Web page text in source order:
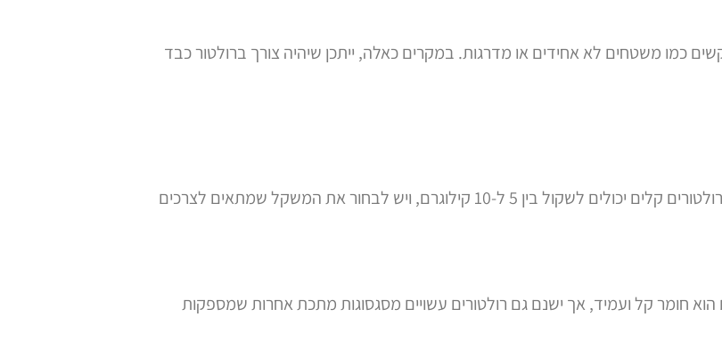
כמו משטחים לא אחידים או מדרגות. במקרים כאלה, ייתכן שיהיה צורך ברולטור כבד
כאשר בוחרים רולטור קל, חשוב לבדוק את משקלו. רולטורים קלים יכולים לשקול בין 5 ל-10 קילוגרם, ויש לבחור את המשקל שמתאים לצרכים
הוא חומר קל ועמיד, אך ישנם גם רולטורים עשויים מסגסוגות מתכת אחרות שמספקות